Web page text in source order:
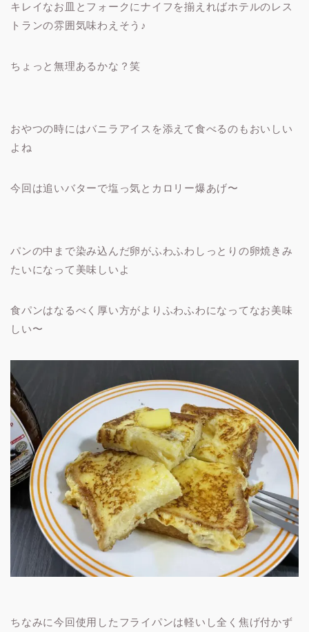
キレイなお皿とフォークにナイフを揃えればホテルのレス
トランの雰囲気味わえそう♪
ちょっと無理あるかな？笑
おやつの時にはバニラアイスを添えて食べるのもおいしい
よね
今回は追いバターで塩っ気とカロリー爆あげ〜
パンの中まで染み込んだ卵がふわふわしっとりの卵焼きみ
たいになって美味しいよ
食パンはなるべく厚い方がよりふわふわになってなお美味
しい〜
ちなみに今回使用したフライパンは軽いし全く焦げ付かず